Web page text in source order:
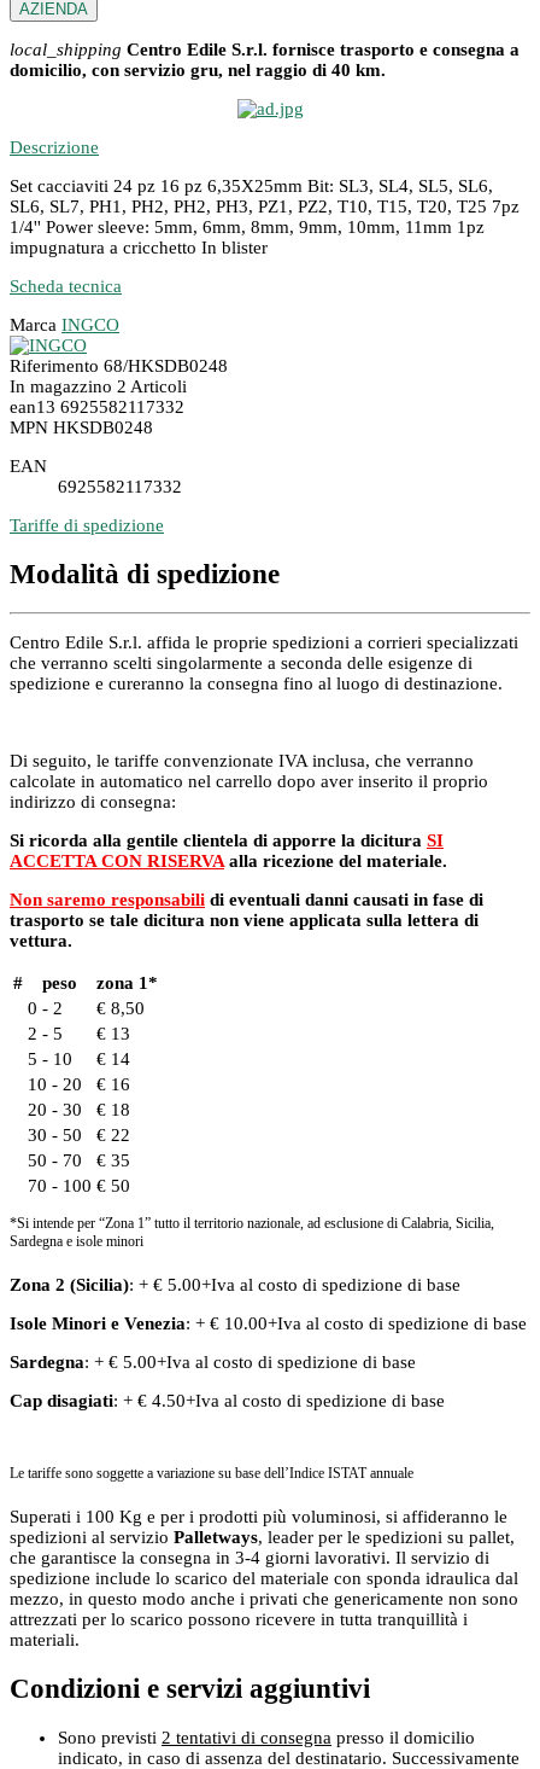
AZIENDA
local_shipping Centro Edile S.r.l. fornisce trasporto e consegna a
domicilio, con servizio gru, nel raggio di 40 km.
Descrizione
Set cacciaviti 24 pz 16 pz 6,35X25mm Bit: SL3, SL4, SL5, SL6,
SL6, SL7, PH1, PH2, PH2, PH3, PZ1, PZ2, T10, T15, T20, T25 7pz
1/4'' Power sleeve: 5mm, 6mm, 8mm, 9mm, 10mm, 11mm 1pz
impugnatura a cricchetto In blister
Scheda tecnica
Marca INGCO
Riferimento 68/HKSDB0248
In magazzino 2 Articoli
ean13 6925582117332
MPN HKSDB0248
EAN
6925582117332
Tariffe di spedizione
Modalità di spedizione
Centro Edile S.r.l. affida le proprie spedizioni a corrieri specializzati
che verranno scelti singolarmente a seconda delle esigenze di
spedizione e cureranno la consegna fino al luogo di destinazione.
Di seguito, le tariffe convenzionate IVA inclusa, che verranno
calcolate in automatico nel carrello dopo aver inserito il proprio
indirizzo di consegna:
Si ricorda alla gentile clientela di apporre la dicitura SI
ACCETTA CON RISERVA alla ricezione del materiale.
Non saremo responsabili di eventuali danni causati in fase di
trasporto se tale dicitura non viene applicata sulla lettera di
vettura.
# peso
zona 1*
0 - 2
€ 8,50
2 - 5
€ 13
5 - 10
€ 14
10 - 20
€ 16
20 - 30
€ 18
30 - 50
€ 22
50 - 70
€ 35
70 - 100 € 50
*Si intende per “Zona 1” tutto il territorio nazionale, ad esclusione di Calabria, Sicilia,
Sardegna e isole minori
Zona 2 (Sicilia): + € 5.00+Iva al costo di spedizione di base
Isole Minori e Venezia: + € 10.00+Iva al costo di spedizione di base
Sardegna: + € 5.00+Iva al costo di spedizione di base
Cap disagiati: + € 4.50+Iva al costo di spedizione di base
Le tariffe sono soggette a variazione su base dell’Indice ISTAT annuale
Superati i 100 Kg e per i prodotti più voluminosi, si affideranno le
spedizioni al servizio Palletways, leader per le spedizioni su pallet,
che garantisce la consegna in 3-4 giorni lavorativi. Il servizio di
spedizione include lo scarico del materiale con sponda idraulica dal
mezzo, in questo modo anche i privati che genericamente non sono
attrezzati per lo scarico possono ricevere in tutta tranquillità i
materiali.
Condizioni e servizi aggiuntivi
Sono previsti 2 tentativi di consegna presso il domicilio
indicato, in caso di assenza del destinatario. Successivamente